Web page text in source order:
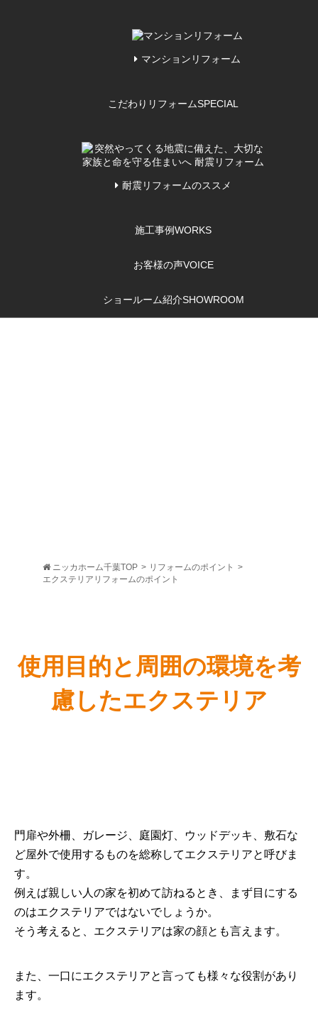
マンションリフォーム
こだわりリフォームSPECIAL
耐震リフォームのススメ
施工事例WORKS
お客様の声VOICE
ショールーム紹介SHOWROOM
ニッカホーム千葉TOP > リフォームのポイント >
エクステリアリフォームのポイント
使用目的と周囲の環境を考
慮したエクステリア
門扉や外柵、ガレージ、庭園灯、ウッドデッキ、敷石な
ど屋外で使用するものを総称してエクステリアと呼びま
す。
例えば親しい人の家を初めて訪ねるとき、まず目にする
のはエクステリアではないでしょうか。
そう考えると、エクステリアは家の顔とも言えます。
また、一口にエクステリアと言っても様々な役割があり
ます。